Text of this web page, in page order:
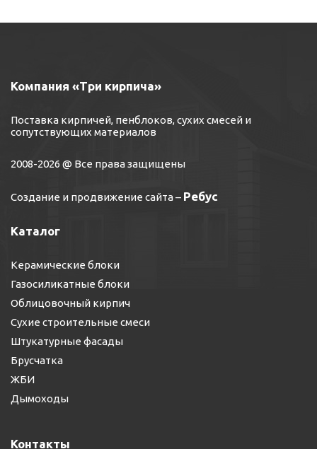
Компания «Три кирпича»
Поставка кирпичей, пенблоков, сухих смесей и
сопутствующих материалов
2008-2026 @ Все права защищены
Создание и продвижение сайта– Ребус
Каталог
Керамические блоки
Газосиликатные блоки
Облицовочный кирпич
Сухие строительные смеси
Штукатурные фасады
Брусчатка
ЖБИ
Дымоходы
Контакты